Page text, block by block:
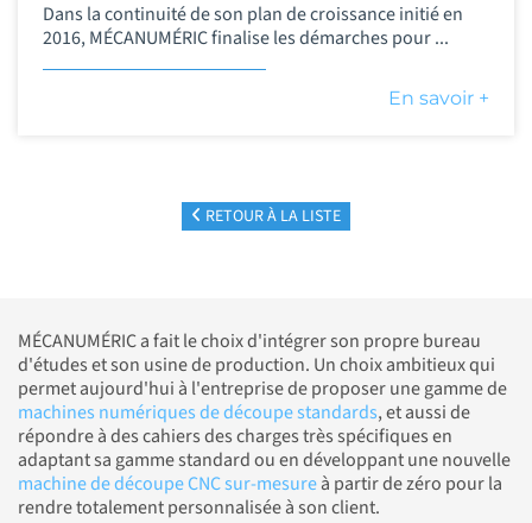
Dans la continuité de son plan de croissance initié en
2016, MÉCANUMÉRIC finalise les démarches pour ...
En savoir +
RETOUR À LA LISTE
MÉCANUMÉRIC a fait le choix d'intégrer son propre bureau
d'études et son usine de production. Un choix ambitieux qui
permet aujourd'hui à l'entreprise de proposer une gamme de
machines numériques de découpe standards, et aussi de
répondre à des cahiers des charges très spécifiques en
adaptant sa gamme standard ou en développant une nouvelle
machine de découpe CNC sur-mesureà partir de zéro pour la
rendre totalement personnalisée à son client.